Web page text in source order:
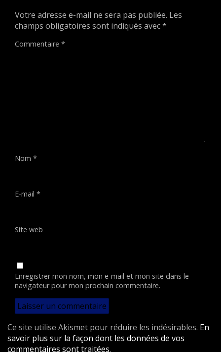
Votre adresse e-mail ne sera pas publiée. Les
champs obligatoires sont indiqués avec*
Commentaire *
Nom *
E-mail *
Site web
Enregistrer mon nom, mon e-mail et mon site dans le
navigateur pour mon prochain commentaire.
Ce site utilise Akismet pour réduire les indésirables. En
savoir plus sur la façon dont les données de vos
commentaires sont traitées.